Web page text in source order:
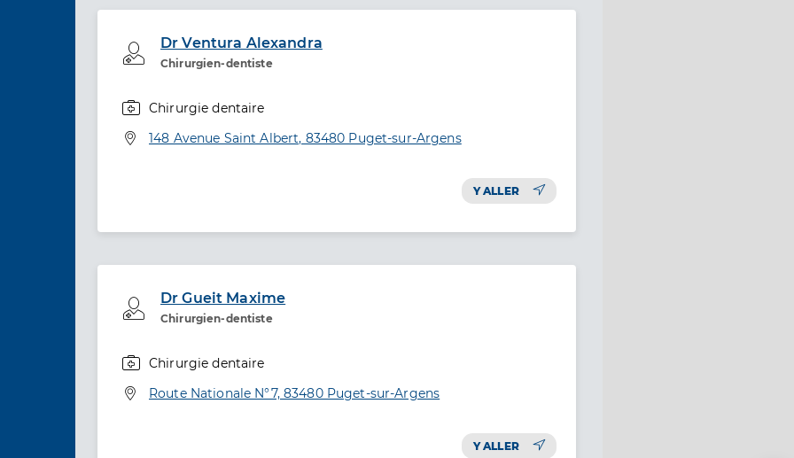
Dr Ventura Alexandra
Chirurgien-dentiste
Professionel de santé
Chirurgie dentaire
Adresse
148 Avenue Saint Albert, 83480 Puget-sur-Argens
Y ALLER
Dr Gueit Maxime
Chirurgien-dentiste
Professionel de santé
Chirurgie dentaire
Adresse
Route Nationale N°7, 83480 Puget-sur-Argens
Y ALLER